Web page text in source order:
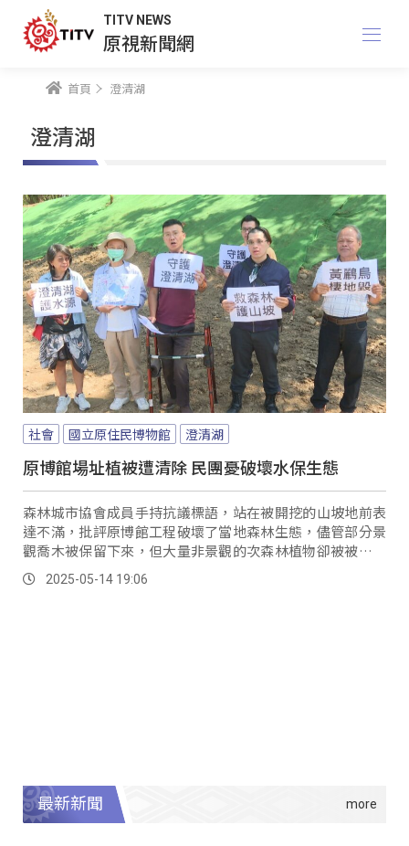
TITV NEWS
原視新聞網
首頁 澄清湖
澄清湖
社會 國立原住民博物館 澄清湖
原博館場址植被遭清除 民團憂破壞水保生態
森林城市協會成員手持抗議標語，站在被開挖的山坡地前表
達不滿，批評原博館工程破壞了當地森林生態，儘管部分景
觀喬木被保留下來，但大量非景觀的次森林植物卻被被清得
乾乾淨淨，導致山坡地裸露。
2025-05-14 19:06
最新新聞